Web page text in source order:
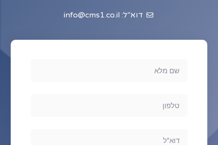
דוא"ל: info@cms1.co.il